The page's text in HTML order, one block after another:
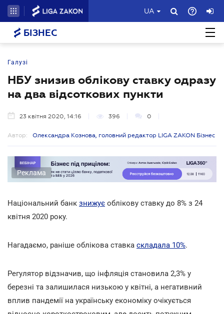
UA
БІЗНЕС
Галузі
НБУ знизив облікову ставку одразу
на два відсоткових пункти
23 квітня 2020, 14:16 396 0
Автор: Олександра Кознова, головний редактор LIGA ZAKON Бізнес
Реклама
Національний банк знижує облікову ставку до 8% з 24
квітня 2020 року.
Нагадаємо, раніше облікова ставка складала 10%.
Регулятор відзначив, що інфляція становила 2,3% у
березні та залишилася низькою у квітні, а негативний
вплив пандемії на українську економіку очікується